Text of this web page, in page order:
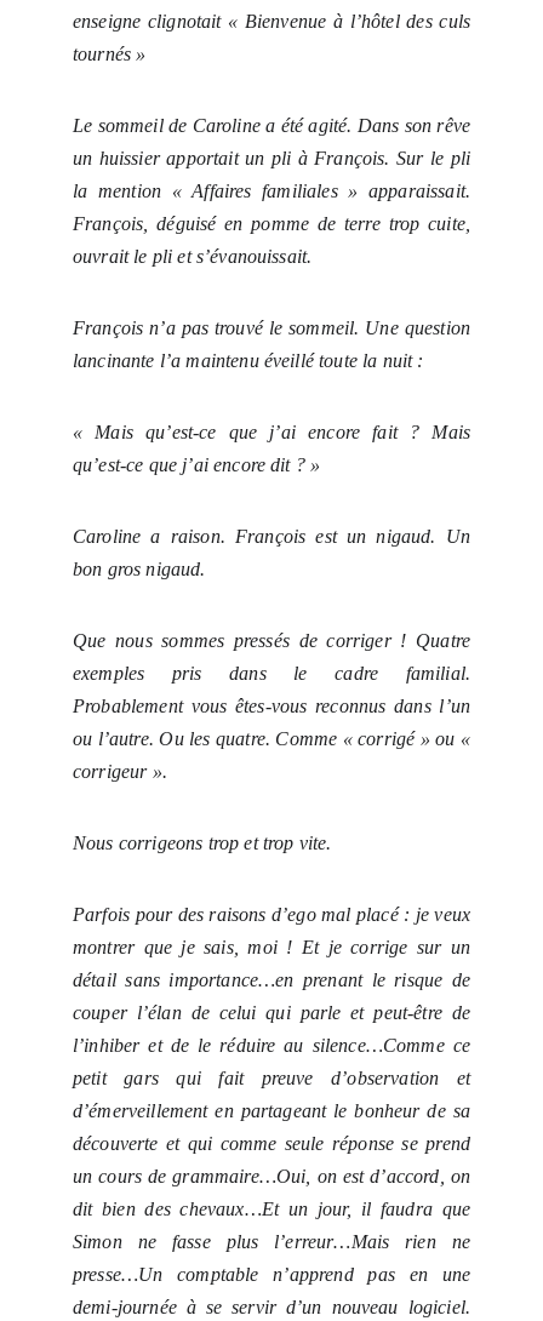
enseigne clignotait « Bienvenue à l’hôtel des culs
tournés »
Le sommeil de Caroline a été agité. Dans son rêve
un huissier apportait un pli à François. Sur le pli
la mention « Affaires familiales » apparaissait.
François, déguisé en pomme de terre trop cuite,
ouvrait le pli et s’évanouissait.
François n’a pas trouvé le sommeil. Une question
lancinante l’a maintenu éveillé toute la nuit :
« Mais qu’est-ce que j’ai encore fait ? Mais
qu’est-ce que j’ai encore dit ? »
Caroline a raison. François est un nigaud. Un
bon gros nigaud.
Que nous sommes pressés de corriger ! Quatre
exemples pris dans le cadre familial.
Probablement vous êtes-vous reconnus dans l’un
ou l’autre. Ou les quatre. Comme « corrigé » ou «
corrigeur ».
Nous corrigeons trop et trop vite.
Parfois pour des raisons d’ego mal placé : je veux
montrer que je sais, moi ! Et je corrige sur un
détail sans importance…en prenant le risque de
couper l’élan de celui qui parle et peut-être de
l’inhiber et de le réduire au silence…Comme ce
petit gars qui fait preuve d’observation et
d’émerveillement en partageant le bonheur de sa
découverte et qui comme seule réponse se prend
un cours de grammaire…Oui, on est d’accord, on
dit bien des chevaux…Et un jour, il faudra que
Simon ne fasse plus l’erreur…Mais rien ne
presse…Un comptable n’apprend pas en une
demi-journée à se servir d’un nouveau logiciel.